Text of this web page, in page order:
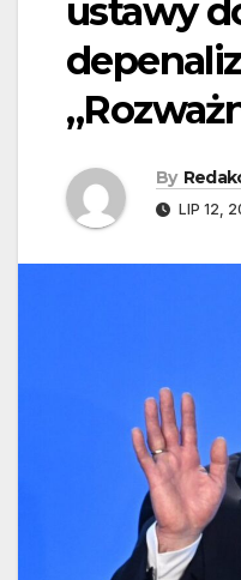
ustawy
By
LIP 12,